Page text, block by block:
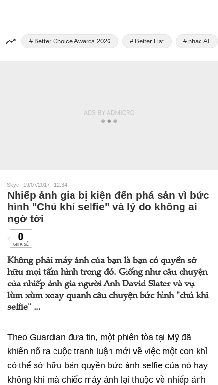
Better Choice Awards 2026 Better List nhạc AI
Skye | 19/07/2017 | 12:34
Nhiếp ảnh gia bị kiện đến phá sản vì bức
hình "Chú khỉ selfie" và lý do không ai
ngờ tới
0
CHIA SẺ
Không phải máy ảnh của bạn là bạn có quyền sở
hữu mọi tấm hình trong đó. Giống như câu chuyện
của nhiếp ảnh gia người Anh David Slater và vụ
lùm xùm xoay quanh câu chuyện bức hình "chú khỉ
selfie" ...
Theo Guardian đưa tin, một phiên tòa tại Mỹ đã
khiến nổ ra cuộc tranh luận mới về việc một con khỉ
có thể sở hữu bản quyền bức ảnh selfie của nó hay
không khi mà chiếc máy ảnh lại thuộc về nhiếp ảnh